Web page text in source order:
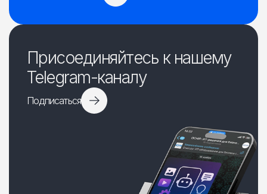
Присоединяйтесь к нашему
Telegram-каналу
Подписаться